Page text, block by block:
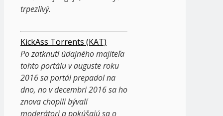
trpezlivý.
KickAss Torrents (KAT)
Po zatknutí údajného majiteľa
tohto portálu v auguste roku
2016 sa portál prepadol na
dno, no v decembri 2016 sa ho
znova chopili bývalí
moderátori a pokúšajú sa o